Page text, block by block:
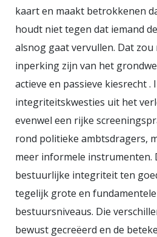
kaart en maakt betrokkenen
houdt niet tegen dat iemand
alsnog gaat vervullen. Dat zou
inperking zijn van het
actieve en passieve kiesrecht .
integriteitskwesties uit het
evenwel een rijke
rond politieke ambtsdragers,
meer informele instrumenten.
bestuurlijke integriteit ten
tegelijk grote en
bestuursniveaus. Die
bewust gecreëerd en de